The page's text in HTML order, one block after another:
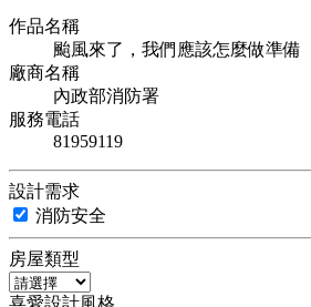
作品名稱
颱風來了，我們應該怎麼做準備
廠商名稱
內政部消防署
服務電話
81959119
設計需求
消防安全
房屋類型
喜愛設計風格